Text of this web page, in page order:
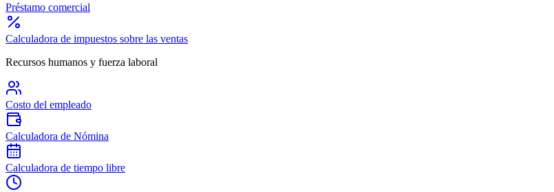
Préstamo comercial
Calculadora de impuestos sobre las ventas
Recursos humanos y fuerza laboral
Costo del empleado
Calculadora de Nómina
Calculadora de tiempo libre